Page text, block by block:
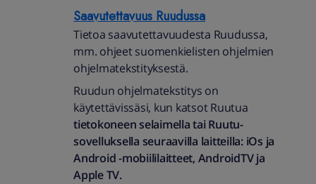
Saavutettavuus Ruudussa
Tietoa saavutettavuudesta Ruudussa,
mm. ohjeet suomenkielisten ohjelmien
ohjelmatekstityksestä.
Ruudun ohjelmatekstitys on
käytettävissäsi, kun katsot Ruutua
tietokoneen selaimella tai Ruutu-
sovelluksella seuraavilla laitteilla: iOs ja
Android -mobiililaitteet, AndroidTV ja
Apple TV.